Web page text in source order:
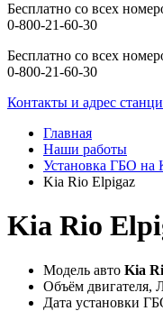
Бесплатно со всех
0-800-21-60-30
Бесплатно со всех
0-800-21-60-30
Контакты и адрес
Главная
Наши работы
Установка ГБО на
Kia Rio Elpigaz
Kia Rio
Модель авто Kia
Объём двигателя,
Дата установки